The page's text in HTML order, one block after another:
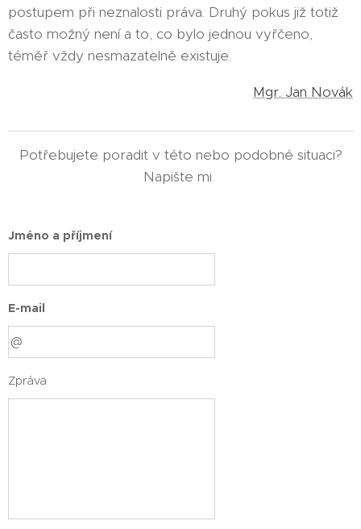
postupem při neznalosti práva. Druhý pokus již totiž
často možný není a to, co bylo jednou vyřčeno,
téměř vždy nesmazatelně existuje.
Mgr. Jan Novák
Potřebujete poradit v této nebo podobné situaci?
Napište mi.
Jméno a příjmení
E-mail
Zpráva